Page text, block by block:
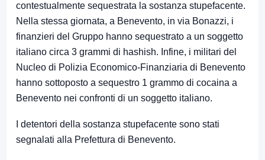
contestualmente sequestrata la sostanza stupefacente.
Nella stessa giornata, a Benevento, in via Bonazzi, i
finanzieri del Gruppo hanno sequestrato a un soggetto
italiano circa 3 grammi di hashish. Infine, i militari del
Nucleo di Polizia Economico-Finanziaria di Benevento
hanno sottoposto a sequestro 1 grammo di cocaina a
Benevento nei confronti di un soggetto italiano.
I detentori della sostanza stupefacente sono stati
segnalati alla Prefettura di Benevento.